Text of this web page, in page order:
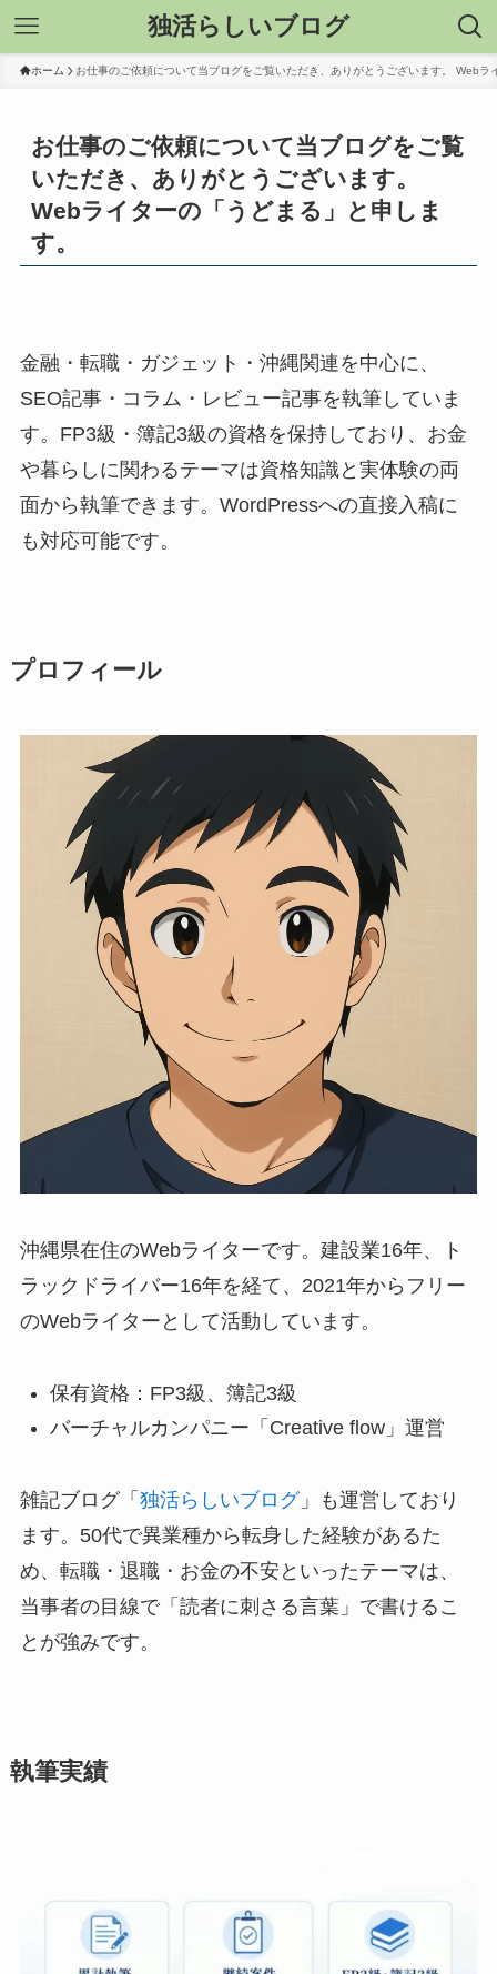
独活らしいブログ
ホーム お仕事のご依頼について当ブログをご覧いただき、ありがとうございます。 Webラ
お仕事のご依頼について当ブログをご覧
いただき、ありがとうございます。
Webライターの「うどまる」と申しま
す。
金融・転職・ガジェット・沖縄関連を中心に、
SEO記事・コラム・レビュー記事を執筆していま
す。FP3級・簿記3級の資格を保持しており、お金
や暮らしに関わるテーマは資格知識と実体験の両
面から執筆できます。WordPressへの直接入稿に
も対応可能です。
プロフィール
沖縄県在住のWebライターです。建設業16年、ト
ラックドライバー16年を経て、2021年からフリー
のWebライターとして活動しています。
保有資格：FP3級、簿記3級
バーチャルカンパニー「Creative flow」運営
雑記ブログ「 独活らしいブログ」も運営しており
ます。50代で異業種から転身した経験があるた
め、転職・退職・お金の不安といったテーマは、
当事者の目線で「読者に刺さる言葉」で書けるこ
とが強みです。
執筆実績